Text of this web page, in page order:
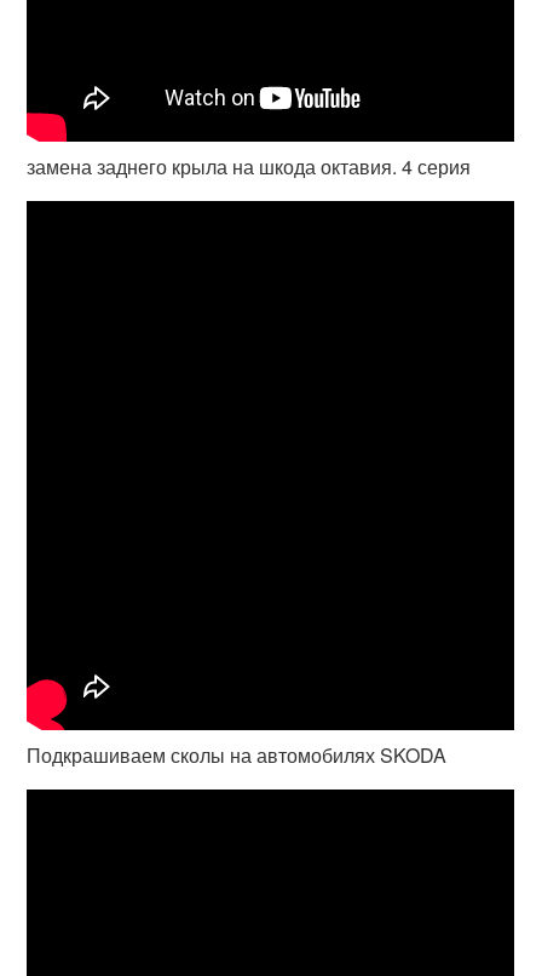
замена заднего крыла на шкода октавия. 4 серия
Подкрашиваем сколы на автомобилях SKODA